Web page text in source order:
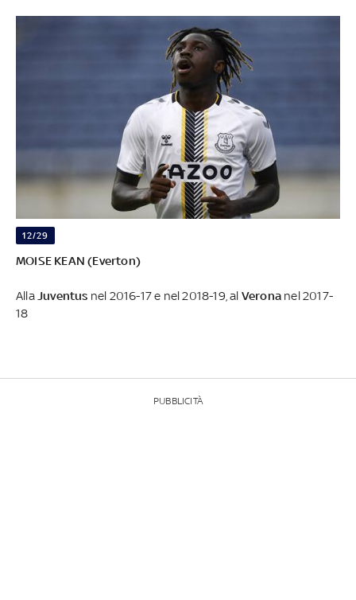
12/29
MOISE KEAN (Everton)
Alla Juventus nel 2016-17 e nel 2018-19, al Verona nel 2017-
18
PUBBLICITÀ